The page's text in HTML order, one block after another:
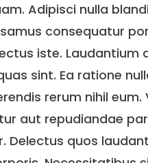
Adipisci nulla
consequatur
iste. Laudantium
sint. Ea ratione
rerum nihil eum.
aut repudiandae
Delectus quos